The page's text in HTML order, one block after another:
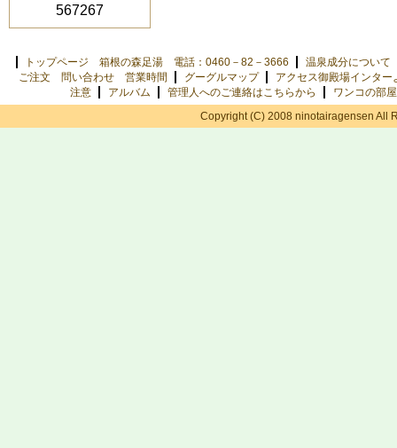
567267
トップページ 箱根の森足湯 電話：0460－82－3666
温泉成分について
ご注文 問い合わせ 営業時間
グーグルマップ
アクセス御殿場インター
注意
アルバム 管理人へのご連絡はこちらから
ワンコの部屋
Copyright (C) 2008 ninotairagensen All